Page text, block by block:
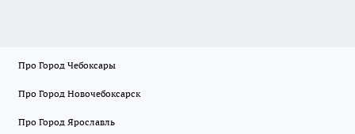
Про Город Чебоксары
Про Город Новочебоксарск
Про Город Ярославль